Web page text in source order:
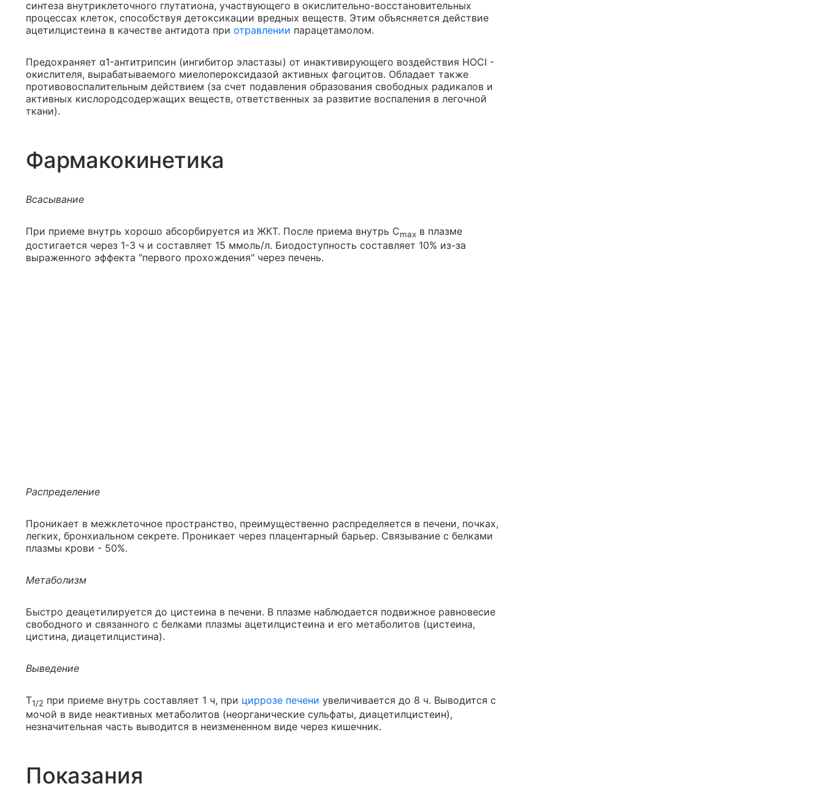
синтеза внутриклеточного глутатиона, участвующего в окислительно-восстановительных
процессах клеток, способствуя детоксикации вредных веществ. Этим объясняется действие
ацетилцистеина в качестве антидота при отравлении парацетамолом.
Предохраняет α1-антитрипсин (ингибитор эластазы) от инактивирующего воздействия HOCI -
окислителя, вырабатываемого миелопероксидазой активных фагоцитов. Обладает также
противовоспалительным действием (за счет подавления образования свободных радикалов и
активных кислородсодержащих веществ, ответственных за развитие воспаления в легочной
ткани).
Фармакокинетика
Всасывание
При приеме внутрь хорошо абсорбируется из ЖКТ. После приема внутрь Cmax в плазме
достигается через 1-3 ч и составляет 15 ммоль/л. Биодоступность составляет 10% из-за
выраженного эффекта "первого прохождения" через печень.
Распределение
Проникает в межклеточное пространство, преимущественно распределяется в печени, почках,
легких, бронхиальном секрете. Проникает через плацентарный барьер. Связывание с белками
плазмы крови - 50%.
Метаболизм
Быстро деацетилируется до цистеина в печени. В плазме наблюдается подвижное равновесие
свободного и связанного с белками плазмы ацетилцистеина и его метаболитов (цистеина,
цистина, диацетилцистина).
Выведение
T1/2 при приеме внутрь составляет 1 ч, при циррозе печени увеличивается до 8 ч. Выводится с
мочой в виде неактивных метаболитов (неорганические сульфаты, диацетилцистеин),
незначительная часть выводится в неизмененном виде через кишечник.
Показания